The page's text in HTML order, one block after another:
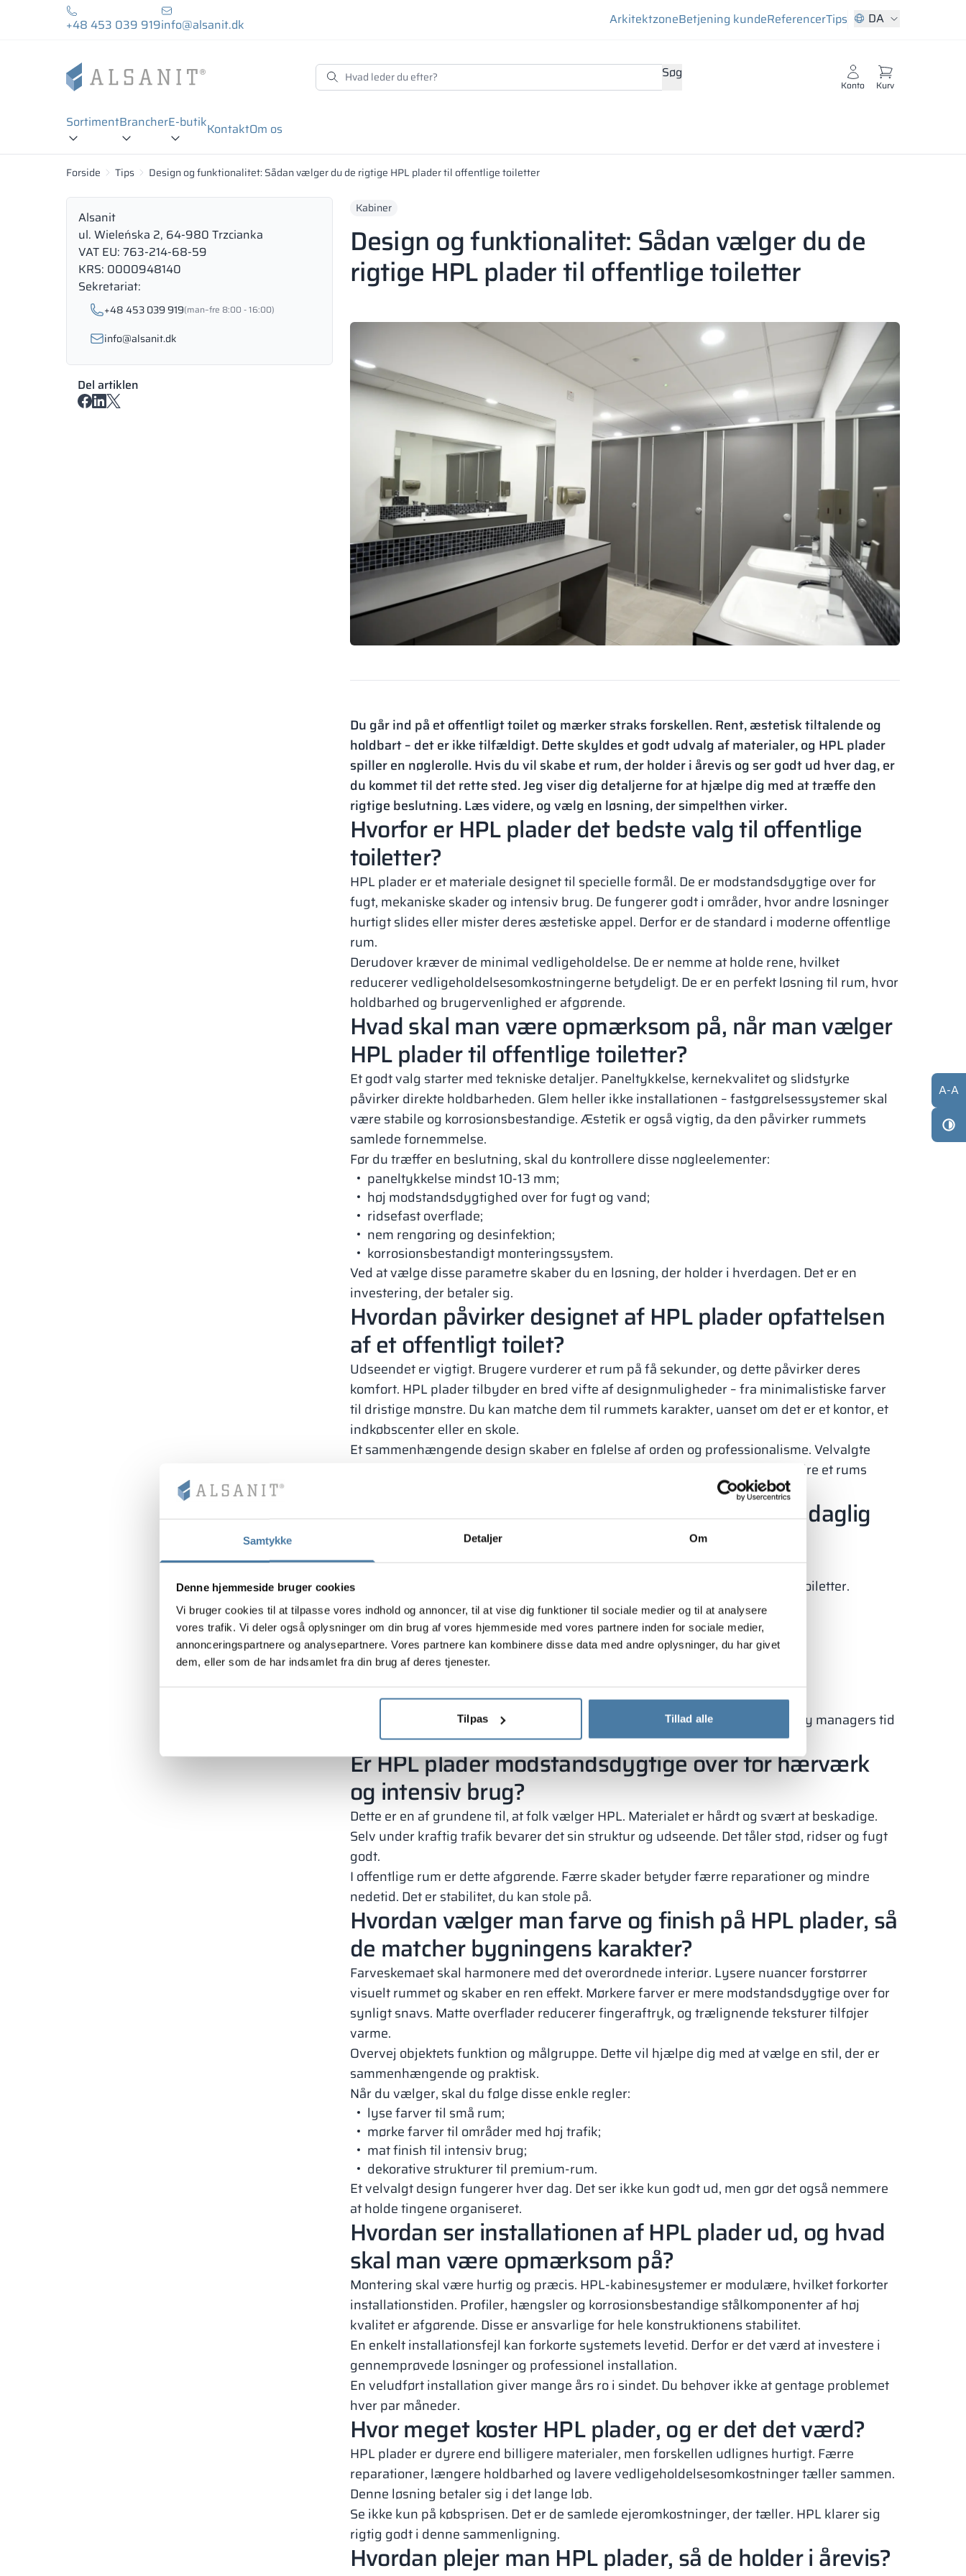
Samtykke Detaljer Om
Denne hjemmeside bruger cookies
Vi bruger cookies til at tilpasse vores indhold og annoncer, til at vise dig funktioner til sociale medier og til at analysere
vores trafik. Vi deler også oplysninger om din brug af vores hjemmeside med vores partnere inden for sociale medier,
annonceringspartnere og analysepartnere. Vores partnere kan kombinere disse data med andre oplysninger, du har givet
dem, eller som de har indsamlet fra din brug af deres tjenester.
Tilpas Tillad alle
+48 453 039 919info@alsanit.dk ArkitektzoneBetjening kundeReferencerTips DA
Søg
Konto Kurv
SortimentBrancherE-butikKontaktOm os
Forside Tips Design og funktionalitet: Sådan vælger du de rigtige HPL plader til offentlige toiletter
Alsanit
ul. Wieleńska 2, 64-980 Trzcianka
VAT EU: 763-214-68-59
KRS: 0000948140
Sekretariat:
+48 453 039 919(man–fre 8:00 - 16:00)
info@alsanit.dk
Del artiklen
Kabiner
Design og funktionalitet: Sådan vælger du de
rigtige HPL plader til offentlige toiletter
Du går ind på et offentligt toilet og mærker straks forskellen. Rent, æstetisk tiltalende og
holdbart – det er ikke tilfældigt. Dette skyldes et godt udvalg af materialer, og HPL plader
spiller en nøglerolle. Hvis du vil skabe et rum, der holder i årevis og ser godt ud hver dag, er
du kommet til det rette sted. Jeg viser dig detaljerne for at hjælpe dig med at træffe den
rigtige beslutning. Læs videre, og vælg en løsning, der simpelthen virker.
Hvorfor er HPL plader det bedste valg til offentlige
toiletter?
HPL plader er et materiale designet til specielle formål. De er modstandsdygtige over for
fugt, mekaniske skader og intensiv brug. De fungerer godt i områder, hvor andre løsninger
hurtigt slides eller mister deres æstetiske appel. Derfor er de standard i moderne offentlige
rum.
Derudover kræver de minimal vedligeholdelse. De er nemme at holde rene, hvilket
reducerer vedligeholdelsesomkostningerne betydeligt. De er en perfekt løsning til rum, hvor
holdbarhed og brugervenlighed er afgørende.
Hvad skal man være opmærksom på, når man vælger
HPL plader til offentlige toiletter?
Et godt valg starter med tekniske detaljer. Paneltykkelse, kernekvalitet og slidstyrke
påvirker direkte holdbarheden. Glem heller ikke installationen – fastgørelsessystemer skal
være stabile og korrosionsbestandige. Æstetik er også vigtig, da den påvirker rummets
samlede fornemmelse.
Før du træffer en beslutning, skal du kontrollere disse nøgleelementer:
paneltykkelse mindst 10-13 mm;
høj modstandsdygtighed over for fugt og vand;
ridsefast overflade;
nem rengøring og desinfektion;
korrosionsbestandigt monteringssystem.
Ved at vælge disse parametre skaber du en løsning, der holder i hverdagen. Det er en
investering, der betaler sig.
Hvordan påvirker designet af HPL plader opfattelsen
af ​​et offentligt toilet?
Udseendet er vigtigt. Brugere vurderer et rum på få sekunder, og dette påvirker deres
komfort. HPL plader tilbyder en bred vifte af designmuligheder – fra minimalistiske farver
til dristige mønstre. Du kan matche dem til rummets karakter, uanset om det er et kontor, et
indkøbscenter eller en skole.
Et sammenhængende design skaber en følelse af orden og professionalisme. Velvalgte
farver skjuler snavs og forlænger friskheden. Det er en enkel måde at forbedre et rums
Hvad er de vigtigste fordele ved HPL plader i daglig
HPL plader er afprøvede i praksis. De kræver minimal vedligeholdelse og er
modstandsdygtige over for almindelige problemer, der findes på offentlige toiletter.
De vigtigste fordele er:
modstand mod fugt og skimmelsvamp;
høj mekanisk holdbarhed;
nem rengøring;
modstandsdygtighed over for kemikalier;
æstetisk udseende i årevis.
Denne løsning reducerer nedbrud og serviceomkostninger. Den sparer facility managers tid
og penge.
Er HPL plader modstandsdygtige over for hærværk
og intensiv brug?
Dette er en af ​​grundene til, at folk vælger HPL. Materialet er hårdt og svært at beskadige.
Selv under kraftig trafik bevarer det sin struktur og udseende. Det tåler stød, ridser og fugt
godt.
I offentlige rum er dette afgørende. Færre skader betyder færre reparationer og mindre
nedetid. Det er stabilitet, du kan stole på.
Hvordan vælger man farve og finish på HPL plader, så
de matcher bygningens karakter?
Farveskemaet skal harmonere med det overordnede interiør. Lysere nuancer forstørrer
visuelt rummet og skaber en ren effekt. Mørkere farver er mere modstandsdygtige over for
synligt snavs. Matte overflader reducerer fingeraftryk, og trælignende teksturer tilføjer
varme.
Overvej objektets funktion og målgruppe. Dette vil hjælpe dig med at vælge en stil, der er
sammenhængende og praktisk.
Når du vælger, skal du følge disse enkle regler:
lyse farver til små rum;
mørke farver til områder med høj trafik;
mat finish til intensiv brug;
dekorative strukturer til premium-rum.
Et velvalgt design fungerer hver dag. Det ser ikke kun godt ud, men gør det også nemmere
at holde tingene organiseret.
Hvordan ser installationen af ​​HPL plader ud, og hvad
skal man være opmærksom på?
Montering skal være hurtig og præcis. HPL-kabinesystemer er modulære, hvilket forkorter
installationstiden. Profiler, hængsler og korrosionsbestandige stålkomponenter af høj
kvalitet er afgørende. Disse er ansvarlige for hele konstruktionens stabilitet.
En enkelt installationsfejl kan forkorte systemets levetid. Derfor er det værd at investere i
gennemprøvede løsninger og professionel installation.
En veludført installation giver mange års ro i sindet. Du behøver ikke at gentage problemet
hver par måneder.
Hvor meget koster HPL plader, og er det det værd?
HPL plader er dyrere end billigere materialer, men forskellen udlignes hurtigt. Færre
reparationer, længere holdbarhed og lavere vedligeholdelsesomkostninger tæller sammen.
Denne løsning betaler sig i det lange løb.
Se ikke kun på købsprisen. Det er de samlede ejeromkostninger, der tæller. HPL klarer sig
rigtig godt i denne sammenligning.
Hvordan plejer man HPL plader, så de holder i årevis?
A-A